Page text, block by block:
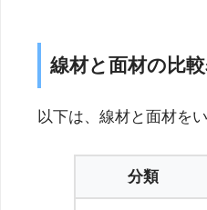
線材と面材の比
以下は、線材と面材を
分類